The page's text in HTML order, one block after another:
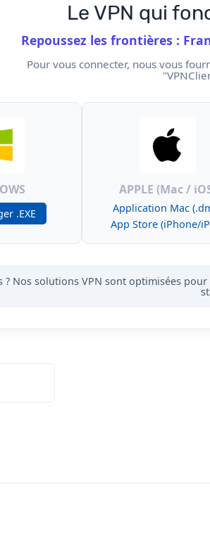
Le VPN qui
Repoussez les frontières :
Pour vous connecter, nous vous
.EXE
APPLE (Mac /
Application Mac
App Store (iPhone/
? Nos solutions VPN sont optimisées pour